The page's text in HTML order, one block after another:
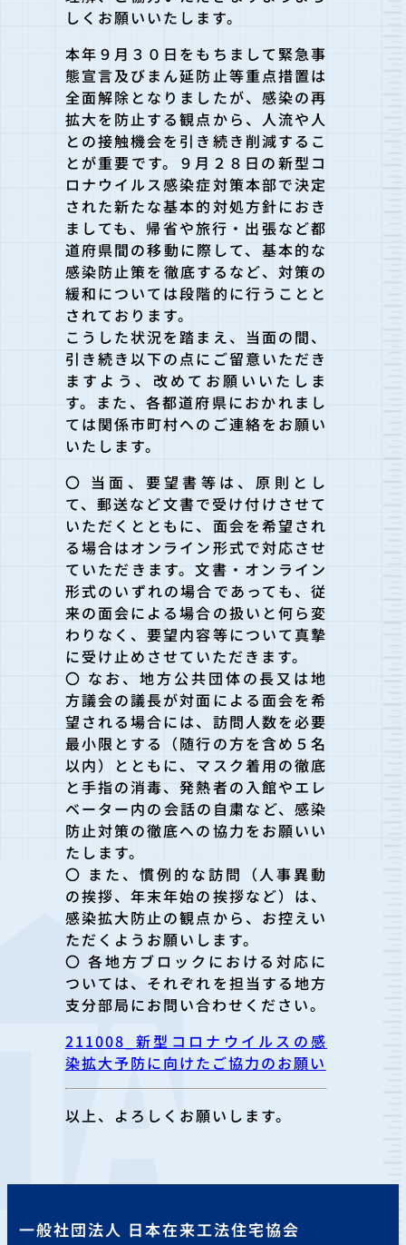
しくお願いいたします。
本年９月３０日をもちまして緊急事
態宣言及びまん延防止等重点措置は
全面解除となりましたが、感染の再
拡大を防止する観点から、人流や人
との接触機会を引き続き削減するこ
とが重要です。９月２８日の新型コ
ロナウイルス感染症対策本部で決定
された新たな基本的対処方針におき
ましても、帰省や旅行・出張など都
道府県間の移動に際して、基本的な
感染防止策を徹底するなど、対策の
緩和については段階的に行うことと
されております。
こうした状況を踏まえ、当面の間、
引き続き以下の点にご留意いただき
ますよう、改めてお願いいたしま
す。また、各都道府県におかれまし
ては関係市町村へのご連絡をお願い
いたします。
〇 当面、要望書等は、原則とし
て、郵送など文書で受け付けさせて
いただくとともに、面会を希望され
る場合はオンライン形式で対応させ
ていただきます。文書・オンライン
形式のいずれの場合であっても、従
来の面会による場合の扱いと何ら変
わりなく、要望内容等について真摯
に受け止めさせていただきます。
〇 なお、地方公共団体の長又は地
方議会の議長が対面による面会を希
望される場合には、訪問人数を必要
最小限とする（随行の方を含め５名
以内）とともに、マスク着用の徹底
と手指の消毒、発熱者の入館やエレ
ベーター内の会話の自粛など、感染
防止対策の徹底への協力をお願いい
たします。
〇 また、慣例的な訪問（人事異動
の挨拶、年末年始の挨拶など）は、
感染拡大防止の観点から、お控えい
ただくようお願いします。
〇 各地方ブロックにおける対応に
ついては、それぞれを担当する地方
支分部局にお問い合わせください。
211008_新型コロナウイルスの感
染拡大予防に向けたご協力のお願い
以上、よろしくお願いします。
一般社団法人 日本在来工法住宅協会